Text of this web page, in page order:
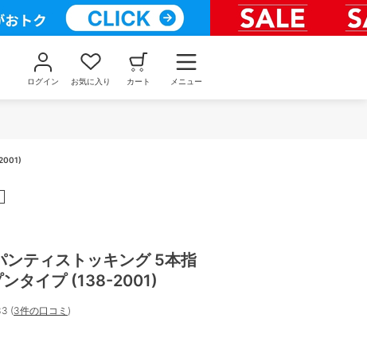
ログイン お気に入り カート メニュー
ンティストッキング 5本指
ンタイプ (138-2001)
(3件の口コミ )